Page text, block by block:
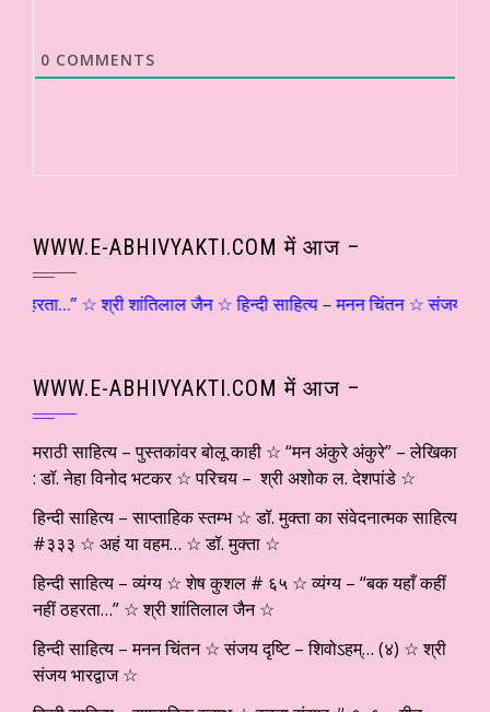
0 COMMENTS
WWW.E-ABHIVYAKTI.COM में आज –
श्री शांतिलाल जैन ☆ हिन्दी साहित्य – मनन चिंतन ☆ संजय दृष्टि –
WWW.E-ABHIVYAKTI.COM में आज –
मराठी साहित्य – पुस्तकांवर बोलू काही ☆ “मन अंकुरे अंकुरे” – लेखिका
: डॉ. नेहा विनोद भटकर ☆ परिचय – श्री अशोक ल. देशपांडे ☆
हिन्दी साहित्य – साप्ताहिक स्तम्भ ☆ डॉ. मुक्ता का संवेदनात्मक साहित्य
#३३३ ☆ अहं या वहम… ☆ डॉ. मुक्ता ☆
हिन्दी साहित्य – व्यंग्य ☆ शेष कुशल # ६५ ☆ व्यंग्य – “बक यहाँ कहीं
नहीं ठहरता…” ☆ श्री शांतिलाल जैन ☆
हिन्दी साहित्य – मनन चिंतन ☆ संजय दृष्टि – शिवोऽहम्… (४) ☆ श्री
संजय भारद्वाज ☆